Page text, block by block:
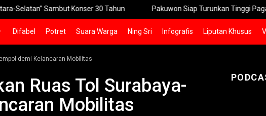
Sambut Konser 30 Tahun Pakuwon Siap Turunkan Tinggi Pagar Mal
Difabel Potret Suara Warga Ning Sri Infografis Liputan Khusus
demi Kelancaran Mobilitas
Ruas Tol Surabaya-
Mobilitas